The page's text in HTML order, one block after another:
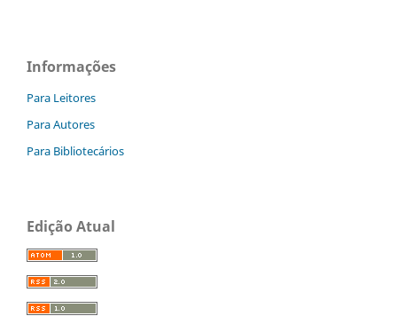
Informações
Para Leitores
Para Autores
Para Bibliotecários
Edição Atual